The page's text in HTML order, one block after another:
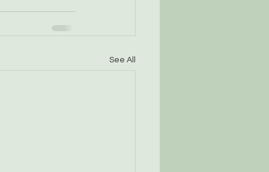
See All